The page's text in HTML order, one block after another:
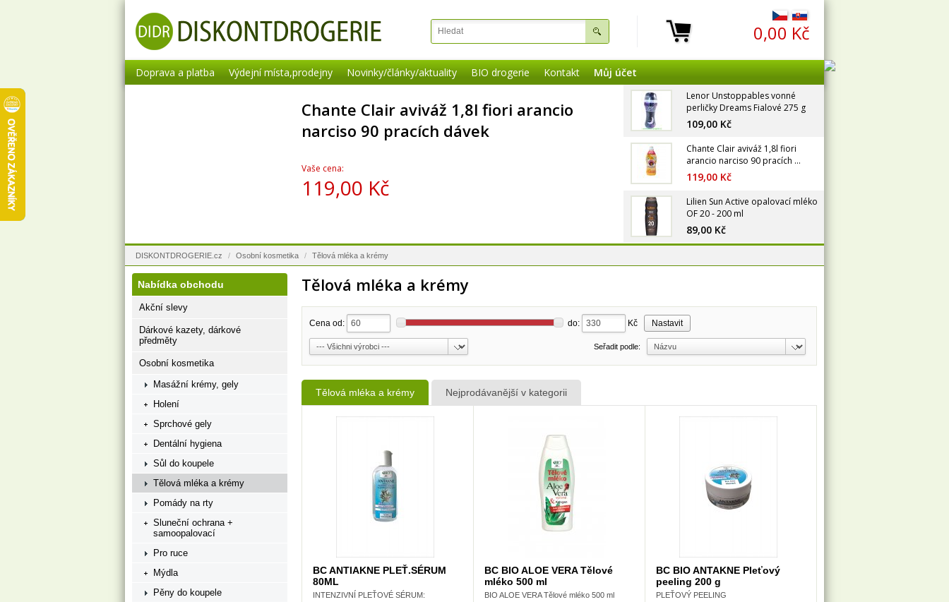
0,00 Kč
Doprava a platba Výdejní místa,prodejny Novinky/články/aktuality BIO drogerie Kontakt Můj účet
Chante Clair aviváž 1,8l fiori arancio
narciso 90 pracích dávek
Vaše cena:
119,00 Kč
Lenor Unstoppables vonné
perličky Dreams Fialové 275 g
109,00 Kč
Chante Clair aviváž 1,8l fiori
arancio narciso 90 pracích ...
119,00 Kč
Lilien Sun Active opalovací mléko
OF 20 - 200 ml
89,00 Kč
DISKONTDROGERIE.cz / Osobní kosmetika / Tělová mléka a krémy
Tělová mléka a krémy
Cena od: do: Kč
Seřadit podle:
Tělová mléka a krémy Nejprodávanější v kategorii
BC ANTIAKNE PLEŤ.SÉRUM
80ML
INTENZIVNÍ PLEŤOVÉ SÉRUM:
BC BIO ALOE VERA Tělové
mléko 500 ml
BIO ALOE VERA Tělové mléko 500 ml
BC BIO ANTAKNE Pleťový
peeling 200 g
PLEŤOVÝ PEELING
Nabídka obchodu
Akční slevy
Dárkové kazety, dárkové
předměty
Osobní kosmetika
Masážní krémy, gely
Holení
Sprchové gely
Dentální hygiena
Sůl do koupele
Tělová mléka a krémy
Pomády na rty
Sluneční ochrana +
samoopalovací
Pro ruce
Mýdla
Pěny do koupele